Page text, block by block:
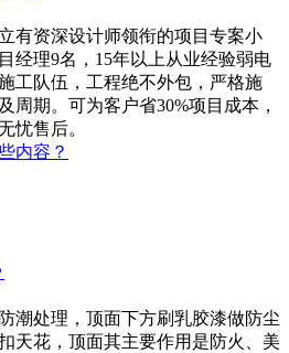
有资深设计师领衔的项目专案小
经理9名，15年以上从业经验弱电
工队伍，工程绝不外包，严格施
周期。可为客户省30%项目成本，
忧售后。
潮处理，顶面下方刷乳胶漆做防尘
天花，顶面其主要作用是防火、美